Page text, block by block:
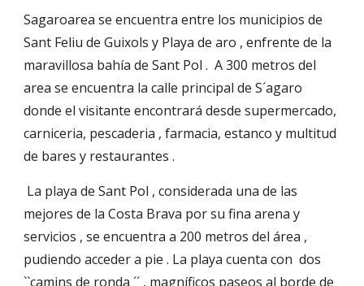
Sagaroarea se encuentra entre los municipios de
Sant Feliu de Guixols y Playa de aro , enfrente de la
maravillosa bahía de Sant Pol . A 300 metros del
area se encuentra la calle principal de S´agaro
donde el visitante encontrará desde supermercado,
carniceria, pescaderia , farmacia, estanco y multitud
de bares y restaurantes .
La playa de Sant Pol , considerada una de las
mejores de la Costa Brava por su fina arena y
servicios , se encuentra a 200 metros del área ,
pudiendo acceder a pie . La playa cuenta con dos
``camins de ronda ´´ , magníficos paseos al borde de